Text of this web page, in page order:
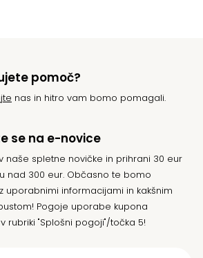
pomoč?
nas in hitro vam bomo pomagali.
se na e-novice
naše spletne novičke in prihrani 30 eur
nad 300 eur. Občasno te bomo
uporabnimi informacijami in kakšnim
Pogoje uporabe kupona
rubriki "Splošni pogoji"/točka 5!